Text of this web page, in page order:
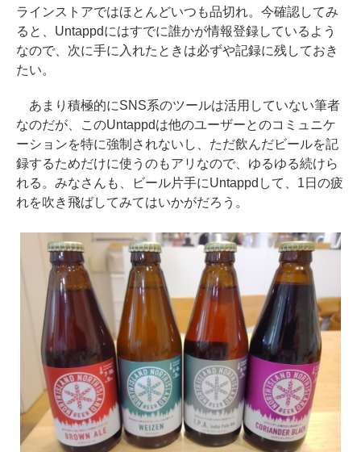
ラインストアではほとんどいつも品切れ。今確認してみ
ると、Untappdにはすでに誰かが情報登録しているよう
なので、次に手に入れたときは必ずや記録に残しておき
たい。
あまり積極的にSNS系のツールは活用していない筆者
なのだが、このUntappdは他のユーザーとのコミュニケ
ーションを特に強制されないし、ただ飲んだビールを記
録するためだけに使うのもアリなので、ゆるゆる続けら
れる。みなさんも、ビール片手にUntappdして、1日の疲
れを吹き飛ばしてみてはいかがだろう。